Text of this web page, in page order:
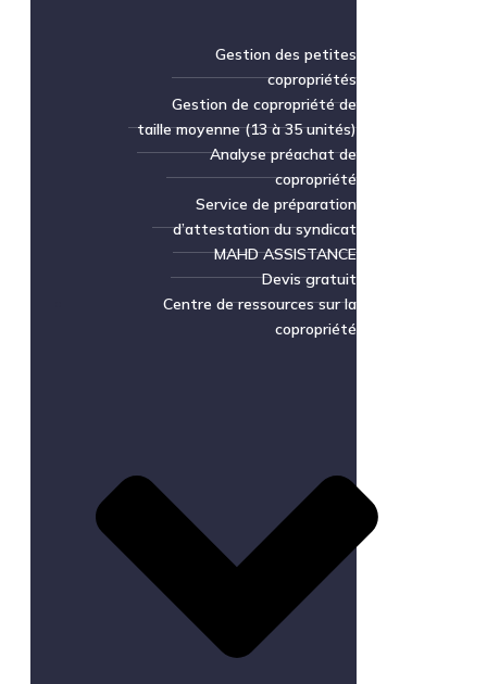
Gestion des petites
copropriétés
Gestion de copropriété de
taille moyenne (13 à 35 unités)
Analyse préachat de
copropriété
Service de préparation
d’attestation du syndicat
MAHD ASSISTANCE
Devis gratuit
Centre de ressources sur la
copropriété